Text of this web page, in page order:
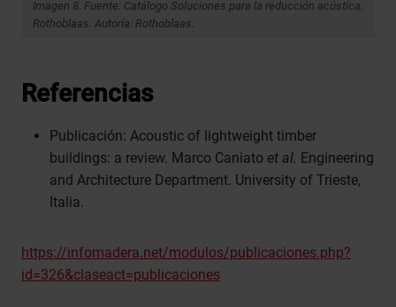
Imagen 8. Fuente: Catálogo Soluciones para la reducción acústica.
Rothoblaas. Autoría: Rothoblaas.
Referencias
Publicación: Acoustic of lightweight timber
buildings: a review. Marco Caniato et al. Engineering
and Architecture Department. University of Trieste,
Italia.
https://infomadera.net/modulos/publicaciones.php?
id=326&claseact=publicaciones